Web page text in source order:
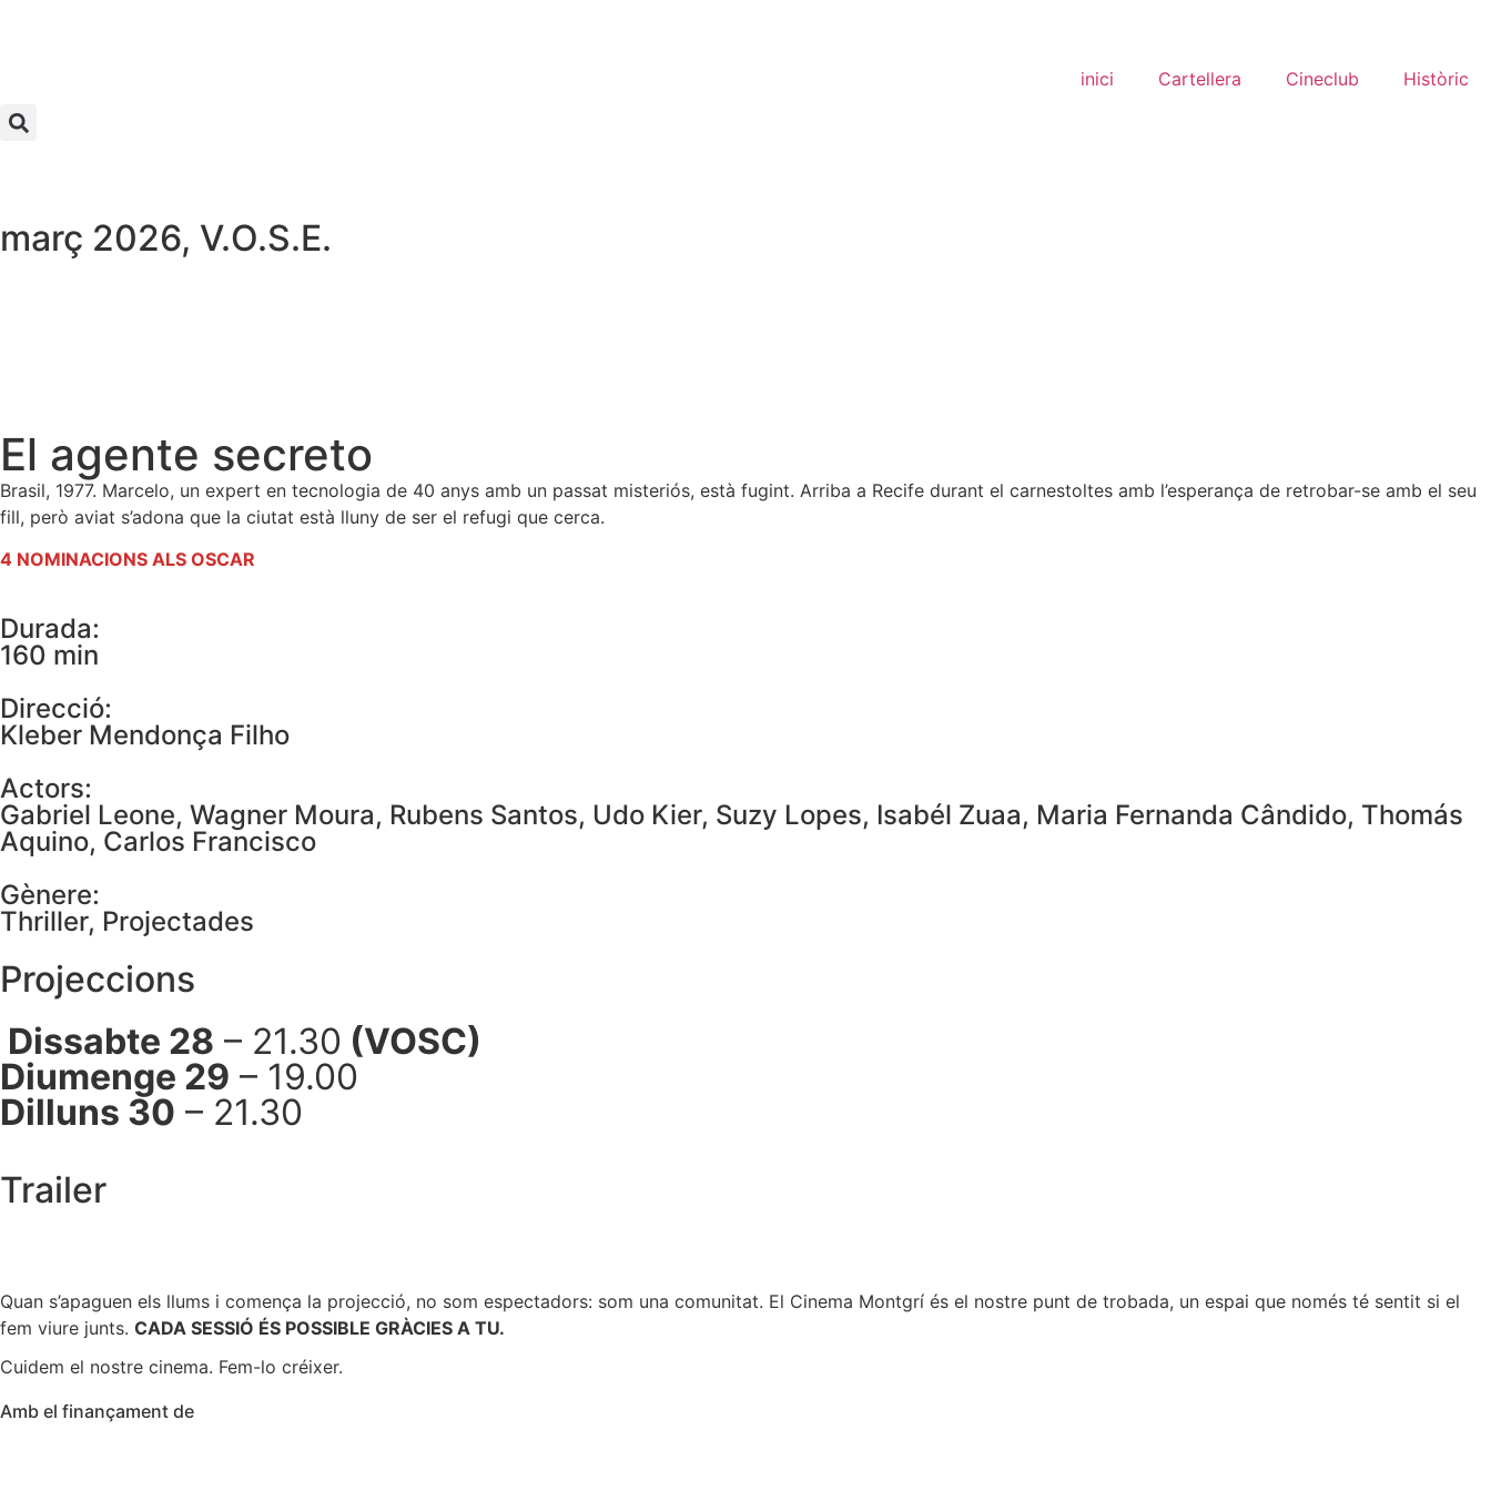
inici Cartellera Cineclub Històric
març 2026, V.O.S.E.
El agente secreto
Brasil, 1977. Marcelo, un expert en tecnologia de 40 anys amb un passat misteriós, està fugint. Arriba a Recife durant el carnestoltes amb l’esperança de retrobar-se amb el seu
fill, però aviat s’adona que la ciutat està lluny de ser el refugi que cerca.
4 NOMINACIONS ALS OSCAR
Durada:
160 min
Direcció:
Kleber Mendonça Filho
Actors:
Gabriel Leone, Wagner Moura, Rubens Santos, Udo Kier, Suzy Lopes, Isabél Zuaa, Maria Fernanda Cândido, Thomás
Aquino, Carlos Francisco
Gènere:
Thriller, Projectades
Projeccions
Dissabte 28 – 21.30 (VOSC)
Diumenge 29 – 19.00
Dilluns 30 – 21.30
Trailer
Quan s’apaguen els llums i comença la projecció, no som espectadors: som una comunitat. El Cinema Montgrí és el nostre punt de trobada, un espai que només té sentit si el
fem viure junts. CADA SESSIÓ ÉS POSSIBLE GRÀCIES A TU.
Cuidem el nostre cinema. Fem-lo créixer.
Amb el finançament de